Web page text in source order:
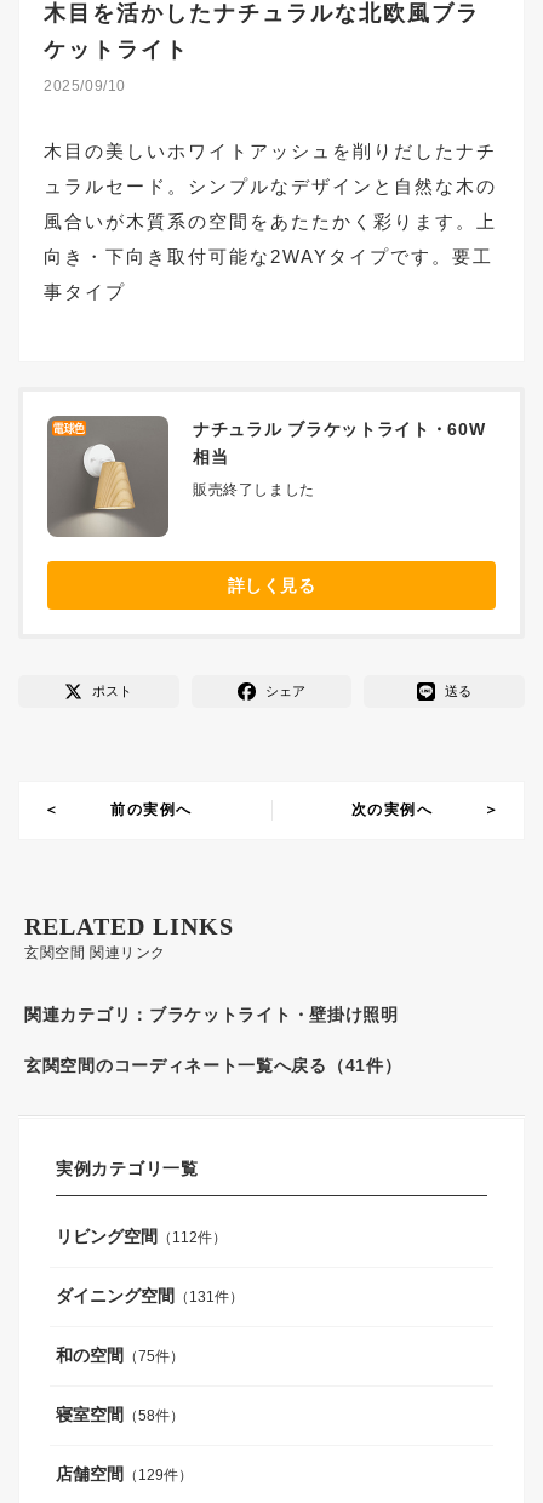
木目を活かしたナチュラルな北欧風ブラ
ケットライト
2025/09/10
木目の美しいホワイトアッシュを削りだしたナチ
ュラルセード。シンプルなデザインと自然な木の
風合いが木質系の空間をあたたかく彩ります。上
向き・下向き取付可能な2WAYタイプです。要工
事タイプ
ナチュラル ブラケットライト・60W
相当
販売終了しました
詳しく見る
ポスト シェア 送る
前の実例へ 次の実例へ
玄関空間 関連リンク
RELATED LINKS
関連カテゴリ： ブラケットライト・壁掛け照明
玄関空間のコーディネート一覧へ戻る（41件）
実例カテゴリ一覧
リビング空間 （112件）
ダイニング空間 （131件）
和の空間 （75件）
寝室空間 （58件）
店舗空間 （129件）